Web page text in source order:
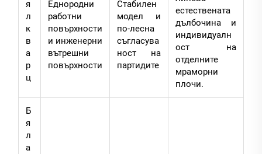
я
л
к
в
а
р
ц
Еднородни
работни
повърхности
и инженерни
вътрешни
повърхности
Стабилен
модел и
по-лесна
съгласува
ност на
партидите
естествената
дълбочина и
индивидуалн
ост на
отделните
мраморни
плочи.
Б
я
л
а